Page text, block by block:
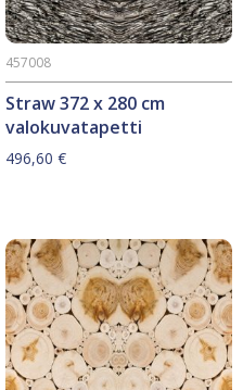
Straw 372 x 280 cm
valokuvatapetti
457008
496,60 €